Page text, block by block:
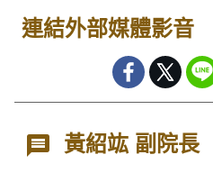
連結外部媒體影音
黃紹竑 副院長